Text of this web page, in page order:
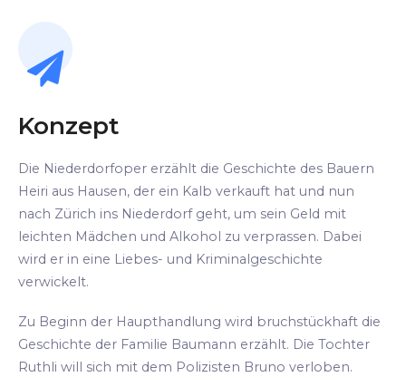
Konzept
Die Niederdorfoper erzählt die Geschichte des Bauern
Heiri aus Hausen, der ein Kalb verkauft hat und nun
nach Zürich ins Niederdorf geht, um sein Geld mit
leichten Mädchen und Alkohol zu verprassen. Dabei
wird er in eine Liebes- und Kriminalgeschichte
verwickelt.
Zu Beginn der Haupthandlung wird bruchstückhaft die
Geschichte der Familie Baumann erzählt. Die Tochter
Ruthli will sich mit dem Polizisten Bruno verloben.